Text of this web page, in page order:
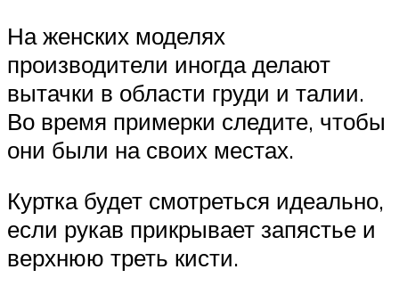
На женских моделях
производители иногда делают
вытачки в области груди и талии.
Во время примерки следите, чтобы
они были на своих местах.
Куртка будет смотреться идеально,
если рукав прикрывает запястье и
верхнюю треть кисти.